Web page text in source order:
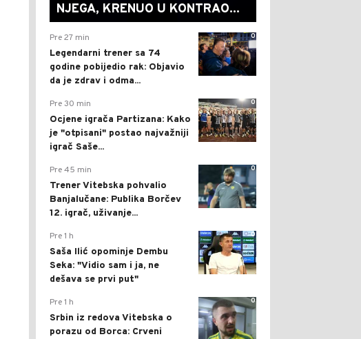
NJEGA, KRENUO U KONTRAO...
0
Pre 27 min
Legendarni trener sa 74
godine pobijedio rak: Objavio
da je zdrav i odma...
0
Pre 30 min
Ocjene igrača Partizana: Kako
je "otpisani" postao najvažniji
igrač Saše...
0
Pre 45 min
Trener Vitebska pohvalio
Banjalučane: Publika Borčev
12. igrač, uživanje...
0
Pre 1 h
Saša Ilić opominje Dembu
Seka: "Vidio sam i ja, ne
dešava se prvi put"
0
Pre 1 h
Srbin iz redova Vitebska o
porazu od Borca: Crveni